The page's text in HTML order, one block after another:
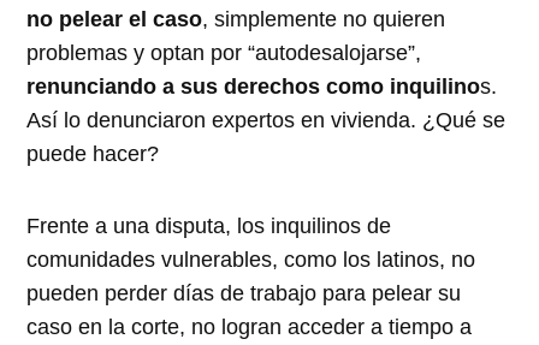
no pelear el caso, simplemente no quieren
problemas y optan por “autodesalojarse”,
renunciando a sus derechos como inquilinos.
Así lo denunciaron expertos en vivienda. ¿Qué se
puede hacer?
Frente a una disputa, los inquilinos de
comunidades vulnerables, como los latinos, no
pueden perder días de trabajo para pelear su
caso en la corte, no logran acceder a tiempo a